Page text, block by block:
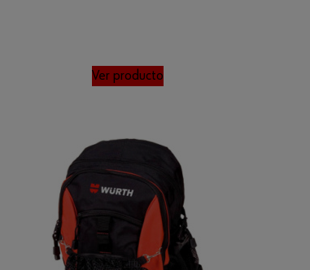
Ver producto